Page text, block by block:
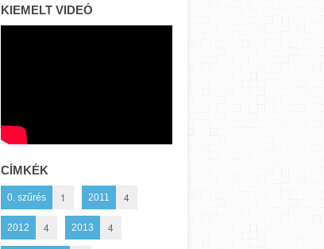
KIEMELT VIDEÓ
CÍMKÉK
0. szűrés 1 2011 4
2012 4 2013 4